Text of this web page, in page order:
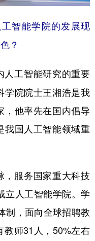
黑龙江
عربى
本語 한국어
智能学院的发展现
？
人工智能研究的重要
学院院士王湘浩是我
，他率先在国内倡导
我国人工智能领域重
，服务国家重大科技
立人工智能学院。学
制，面向全球招聘教
教师31人，50%左右